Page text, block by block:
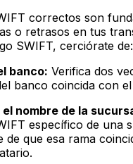
correctos son
o retrasos en tus
SWIFT, cerciórate de:
banco: Verifica dos
banco coincida con
nombre de la
específico de una
de que esa rama